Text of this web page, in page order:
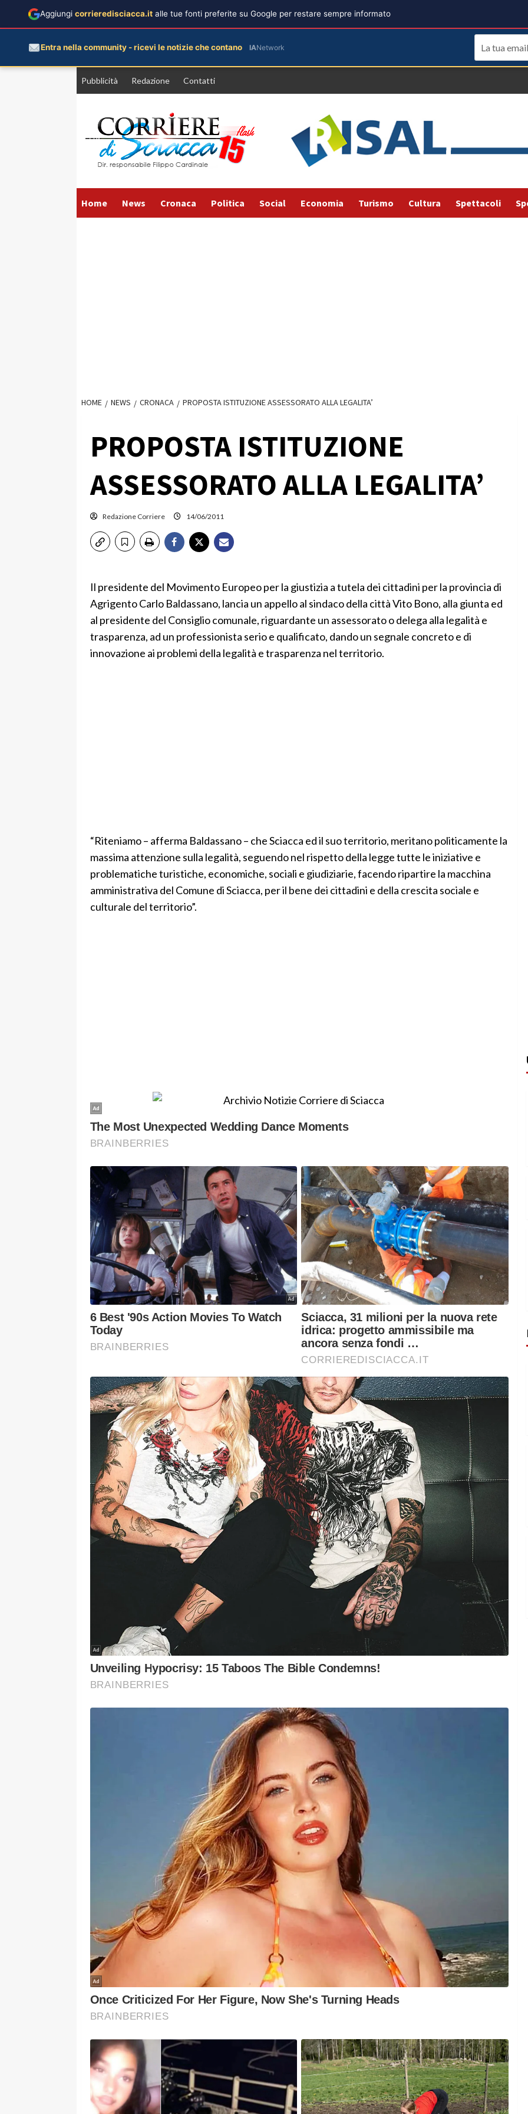
Pubblicità Redazione Contatti
Home News Cronaca Politica Social Economia Turismo Cultura Spettacoli
HOME NEWS CRONACA PROPOSTA ISTITUZIONE ASSESSORATO ALLA LEGALITA’
PROPOSTA ISTITUZIONE
ASSESSORATO ALLA LEGALITA’
Redazione Corriere 14/06/2011
Il presidente del Movimento Europeo per la giustizia a tutela dei cittadini per la provincia di
Agrigento Carlo Baldassano, lancia un appello al sindaco della città Vito Bono, alla giunta ed
al presidente del Consiglio comunale, riguardante un assessorato o delega alla legalità e
trasparenza, ad un professionista serio e qualificato, dando un segnale concreto e di
innovazione ai problemi della legalità e trasparenza nel territorio.
“Riteniamo – afferma Baldassano – che Sciacca ed il suo territorio, meritano politicamente la
massima attenzione sulla legalità, seguendo nel rispetto della legge tutte le iniziative e
problematiche turistiche, economiche, sociali e giudiziarie, facendo ripartire la macchina
amministrativa del Comune di Sciacca, per il bene dei cittadini e della crescita sociale e
culturale del territorio”.
Aggiungi corrieredisciacca.it alle tue fonti preferite su Google per restare sempre informato
Entra nella community - ricevi le notizie che contano IANetwork